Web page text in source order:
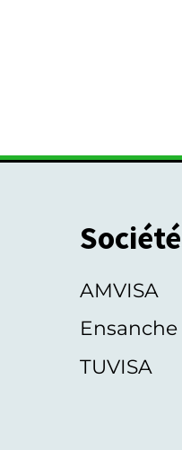
AMVISA
Ensanche
TUVISA